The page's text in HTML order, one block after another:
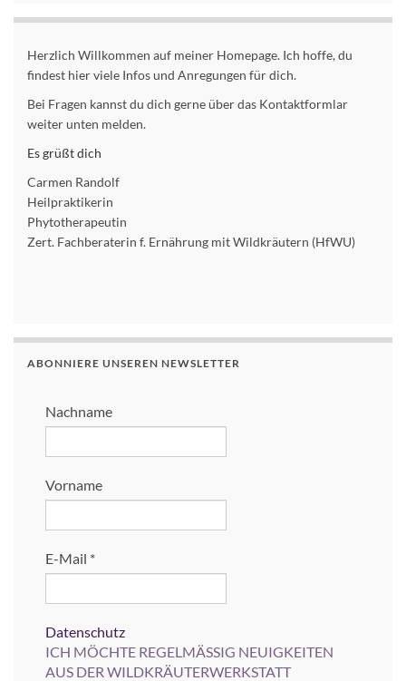
Herzlich Willkommen auf meiner Homepage. Ich hoffe, du
findest hier viele Infos und Anregungen für dich.
Bei Fragen kannst du dich gerne über das Kontaktformlar
weiter unten melden.
Es grüßt dich
Carmen Randolf
Heilpraktikerin
Phytotherapeutin
Zert. Fachberaterin f. Ernährung mit Wildkräutern (HfWU)
ABONNIERE UNSEREN NEWSLETTER
Nachname
Vorname
E-Mail *
Datenschutz
ICH MÖCHTE REGELMÄSSIG NEUIGKEITEN
AUS DER WILDKRÄUTERWERKSTATT